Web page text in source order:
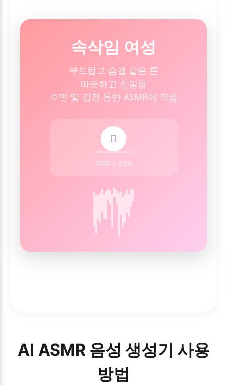
속삭임 여성
부드럽고 숨결 같은 톤
따뜻하고 친밀함
수면 및 감정 동반 ASMR에 적합
0:00 / 0:00
AI ASMR 음성 생성기 사용
방법